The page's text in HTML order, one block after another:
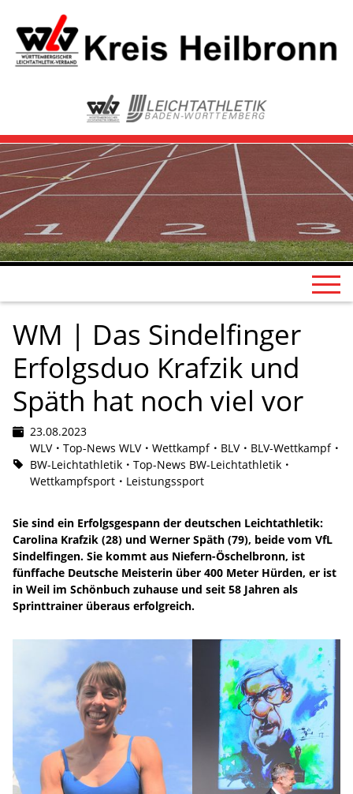
WM | Das Sindelfinger
Erfolgsduo Krafzik und
Späth hat noch viel vor
23.08.2023
WLV
Top-News WLV Wettkampf BLV
BLV-Wettkampf
BW-Leichtathletik
Top-News BW-Leichtathletik
Wettkampfsport
Leistungssport
Sie sind ein Erfolgsgespann der deutschen Leichtathletik:
Carolina Krafzik (28) und Werner Späth (79), beide vom VfL
Sindelfingen. Sie kommt aus Niefern-Öschelbronn, ist
fünffache Deutsche Meisterin über 400 Meter Hürden, er ist
in Weil im Schönbuch zuhause und seit 58 Jahren als
Sprinttrainer überaus erfolgreich.